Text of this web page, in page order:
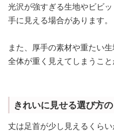
光沢が強すぎる生地やビビ
手に見える場合があります。
また、厚手の素材や重たい
全体が重く見えてしまうこと
きれいに見せる選び方
丈は足首が少し見えるくらい